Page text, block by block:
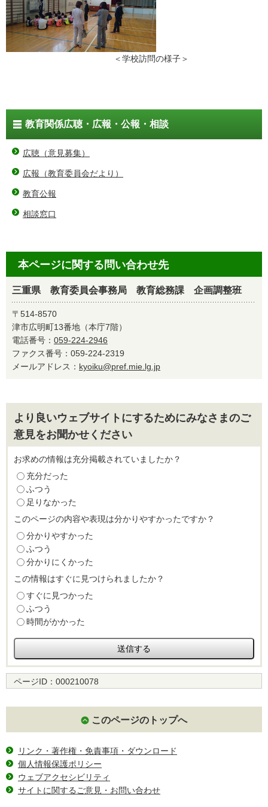
＜学校訪問の様子＞
教育関係広聴・広報・公報・相談
広聴（意見募集）
広報（教育委員会だより）
教育公報
相談窓口
本ページに関する問い合わせ先
三重県 教育委員会事務局 教育総務課 企画調整班
〒514-8570
津市広明町13番地（本庁7階）
電話番号： 059-224-2946
ファクス番号：059-224-2319
メールアドレス： kyoiku@pref.mie.lg.jp
より良いウェブサイトにするためにみなさまのご
意見をお聞かせください
お求めの情報は充分掲載されていましたか？
充分だった
ふつう
足りなかった
このページの内容や表現は分かりやすかったですか？
分かりやすかった
ふつう
分かりにくかった
この情報はすぐに見つけられましたか？
すぐに見つかった
ふつう
時間がかかった
ページID： 000210078
このページのトップへ
リンク・著作権・免責事項・ダウンロード
個人情報保護ポリシー
ウェブアクセシビリティ
サイトに関するご意見・お問い合わせ